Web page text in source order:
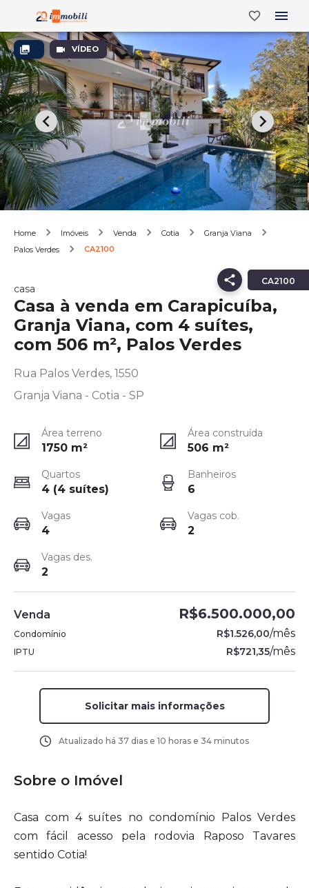
VÍDEO
Home Imóveis Venda Cotia
Granja Viana
Palos Verdes
CA2100
CA2100
casa
Casa à venda em Carapicuíba,
Granja Viana, com 4 suítes,
com 506 m², Palos Verdes
Rua Palos Verdes, 1550
Granja Viana - Cotia - SP
Área terreno
1750 m²
Área construída
506 m²
Quartos
4 (4 suítes)
Banheiros
6
Vagas
4
Vagas cob.
2
Vagas des.
2
Venda R$6.500.000,00
Condomínio R$1.526,00/mês
IPTU R$721,35/mês
Solicitar mais informações
Atualizado há 37 dias e 10 horas e 34 minutos
Sobre o Imóvel
Casa com 4 suítes no condomínio Palos Verdes
com fácil acesso pela rodovia Raposo Tavares
sentido Cotia!